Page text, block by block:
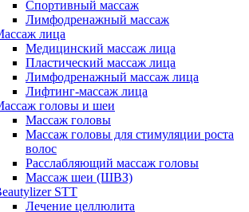
Спортивный массаж
Лимфодренажный массаж
лица
Медицинский массаж лица
Пластический массаж лица
Лимфодренажный массаж лица
Лифтинг-массаж лица
головы и шеи
Массаж головы
Массаж головы для стимуляции роста
волос
Расслабляющий массаж головы
Массаж шеи (ШВЗ)
STT
Лечение целлюлита